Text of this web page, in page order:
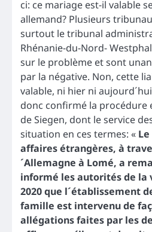
ci: ce mariage est-il valable
allemand? Plusieurs
surtout le tribunal
Rhénanie-du-Nord-
sur le problème et sont
par la négative. Non, cette
valable, ni hier ni
donc confirmé la procédure
de Siegen, dont le service
situation en ces termes: «
affaires étrangères, à
´Allemagne à Lomé, a
informé les autorités de la
2020 que l´établissement
famille est intervenu de
allégations faites par les